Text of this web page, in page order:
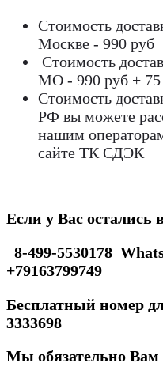
Стоимость
Москве - 990 руб
Стоимость
МО - 990 руб +
Стоимость
РФ вы можете
нашим
сайте ТК СДЭК
Если у Вас остались
8-499-5530178
+79163799749
Бесплатный номер
3333698
Мы обязательно